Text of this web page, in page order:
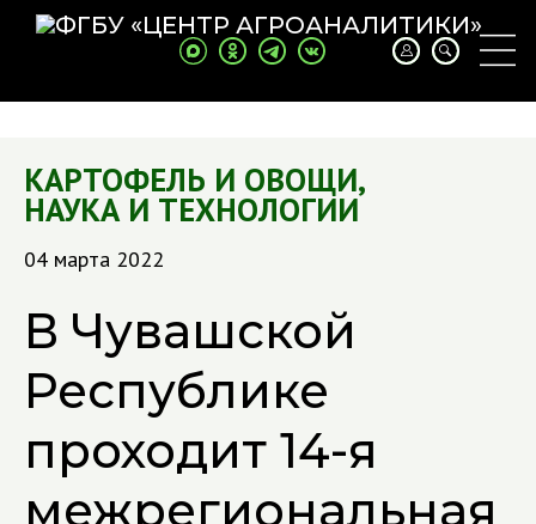
КАРТОФЕЛЬ И ОВОЩИ,
НАУКА И ТЕХНОЛОГИИ
04 марта 2022
В Чувашской
Республике
проходит 14-я
межрегиональная